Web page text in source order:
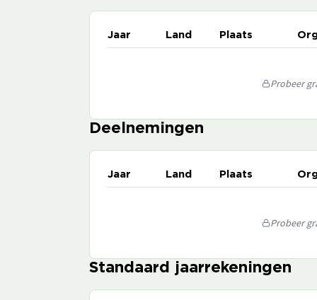
Jaar Land Plaats
Probeer
Deelnemingen
Jaar Land Plaats
Probeer
Standaard jaarrekeningen